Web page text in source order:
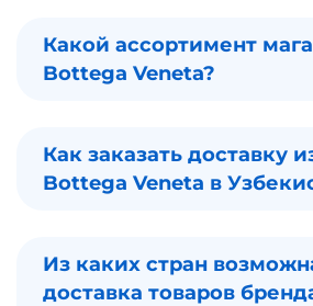
Какой ассортимент
Bottega Veneta?
Как заказать доставку
Bottega Veneta в
Из каких стран
доставка товаров